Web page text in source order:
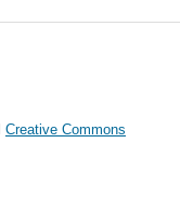
Creative Commons